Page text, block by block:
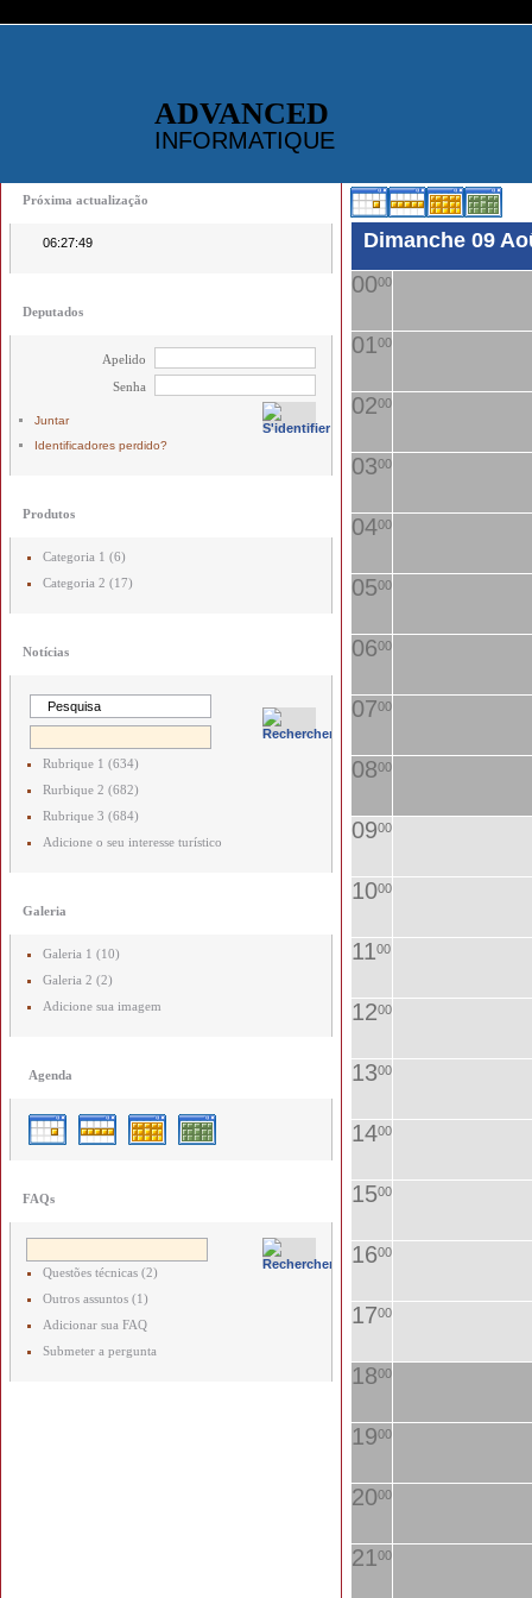
ADVANCED
INFORMATIQUE
Próxima actualização
06:27:49
Deputados
Apelido
Senha
Juntar
Identificadores perdido?
Produtos
Categoria 1 (6)
Categoria 2 (17)
Notícias
Rubrique 1 (634)
Rurbique 2 (682)
Rubrique 3 (684)
Adicione o seu interesse turístico
Galeria
Galeria 1 (10)
Galeria 2 (2)
Adicione sua imagem
Agenda
FAQs
Questões técnicas (2)
Outros assuntos (1)
Adicionar sua FAQ
Submeter a pergunta
Dimanche 09
0000
0100
0200
0300
0400
0500
0600
0700
0800
0900
1000
1100
1200
1300
1400
1500
1600
1700
1800
1900
2000
2100